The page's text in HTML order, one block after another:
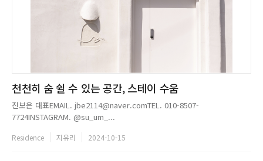
천천히 숨 쉴 수 있는 공간, 스테이 수움
진보은 대표EMAIL. jbe2114@naver.comTEL. 010-8507-
7724INSTAGRAM. @su_um_...
Residence 지유리 2024-10-15